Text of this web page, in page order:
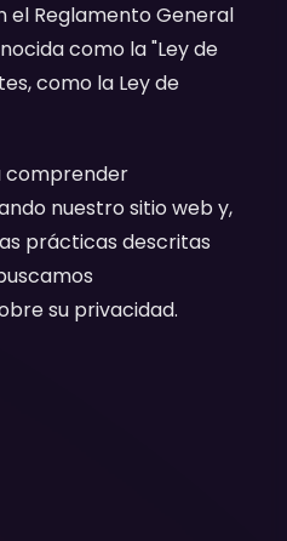
el Reglamento General
como la "Ley de
como la Ley de
comprender
nuestro sitio web y,
prácticas descritas
su privacidad.